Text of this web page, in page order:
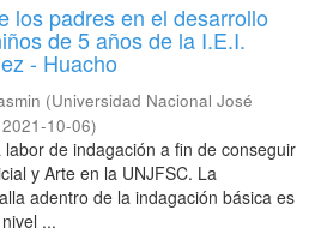
los padres en el desarrollo
de 5 años de la I.E.I.
- Huacho
(Universidad Nacional José
2021-10-06)
de indagación a fin de conseguir
y Arte en la UNJFSC. La
adentro de la indagación básica es
...